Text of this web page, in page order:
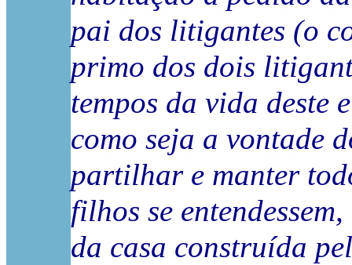
pai dos litigantes (o
primo dos dois
tempos da vida deste
como seja a vontade
partilhar e manter
filhos se
da casa construída